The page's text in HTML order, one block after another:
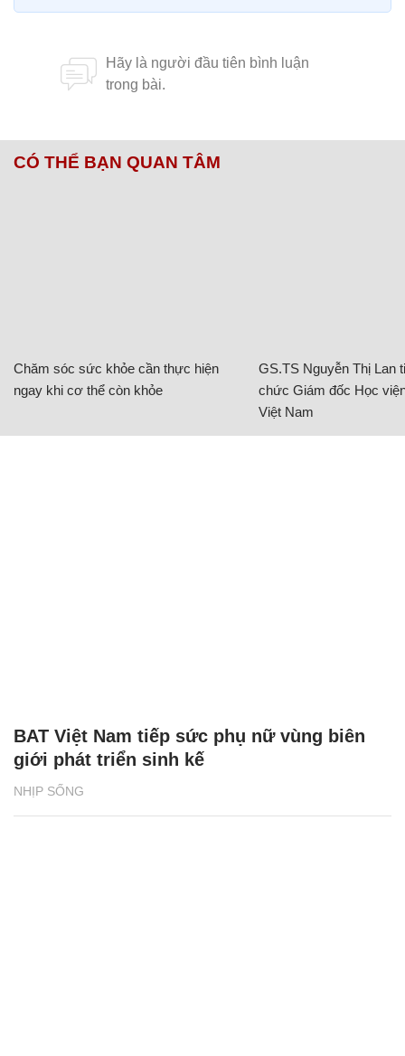
CÓ THỂ BẠN QUAN TÂM
Chăm sóc sức khỏe cần thực hiện
ngay khi cơ thể còn khỏe
GS.TS Nguyễn Thị Lan
chức Giám đốc Học
Việt Nam
NHỊP SỐNG
BAT Việt Nam tiếp sức phụ nữ vùng biên
giới phát triển sinh kế